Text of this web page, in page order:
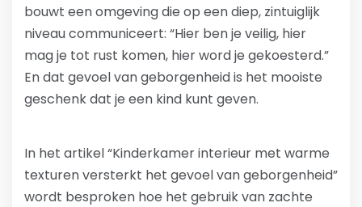
bouwt een omgeving die op een diep, zintuiglijk
niveau communiceert: “Hier ben je veilig, hier
mag je tot rust komen, hier word je gekoesterd.”
En dat gevoel van geborgenheid is het mooiste
geschenk dat je een kind kunt geven.
In het artikel “Kinderkamer interieur met warme
texturen versterkt het gevoel van geborgenheid”
wordt besproken hoe het gebruik van zachte